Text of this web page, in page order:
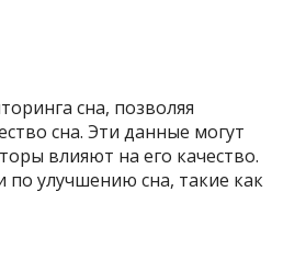
сна, позволяя
сна. Эти данные могут
влияют на его качество.
по улучшению сна, такие как